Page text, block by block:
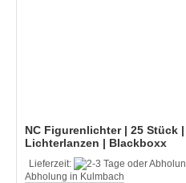
NC Figurenlichter | 25 Stück
Lichterlanzen | Blackboxx
Lieferzeit:
Abholung in Kulmbach